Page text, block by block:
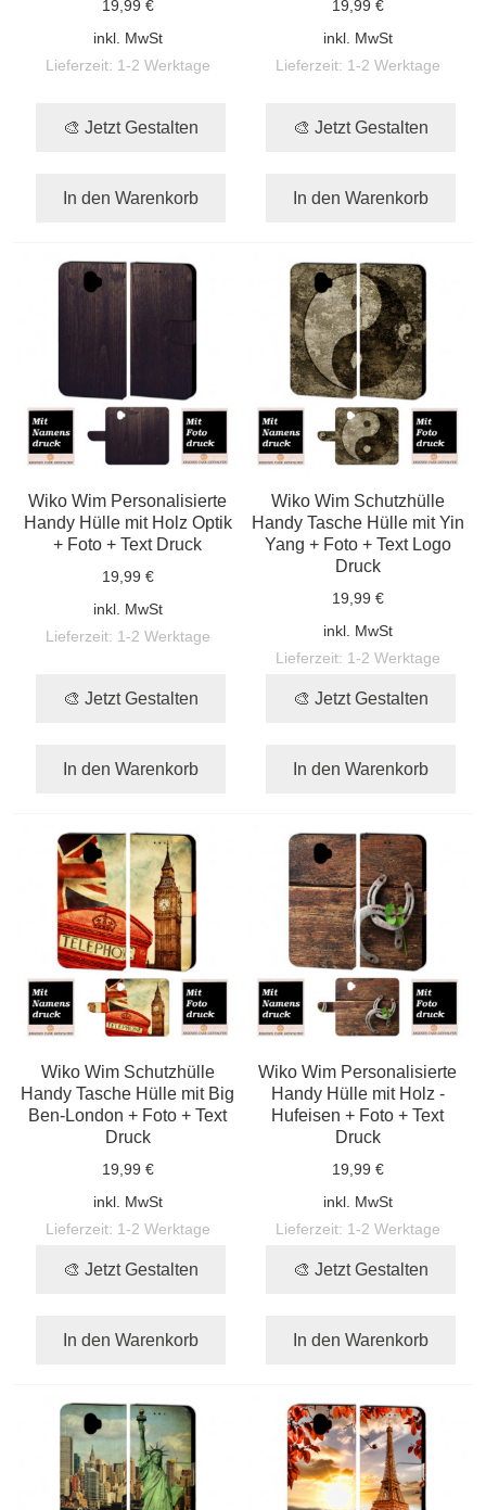
19,99 €
inkl. MwSt
Lieferzeit: 1-2 Werktage
🎨 Jetzt Gestalten
In den Warenkorb
19,99 €
inkl. MwSt
Lieferzeit: 1-2 Werktage
🎨 Jetzt Gestalten
In den Warenkorb
Wiko Wim Personalisierte
Handy Hülle mit Holz Optik
+ Foto + Text Druck
19,99 €
inkl. MwSt
Lieferzeit: 1-2 Werktage
🎨 Jetzt Gestalten
In den Warenkorb
Wiko Wim Schutzhülle
Handy Tasche Hülle mit Yin
Yang + Foto + Text Logo
Druck
19,99 €
inkl. MwSt
Lieferzeit: 1-2 Werktage
🎨 Jetzt Gestalten
In den Warenkorb
Wiko Wim Schutzhülle
Handy Tasche Hülle mit Big
Ben-London + Foto + Text
Druck
19,99 €
inkl. MwSt
Lieferzeit: 1-2 Werktage
🎨 Jetzt Gestalten
In den Warenkorb
Wiko Wim Personalisierte
Handy Hülle mit Holz -
Hufeisen + Foto + Text
Druck
19,99 €
inkl. MwSt
Lieferzeit: 1-2 Werktage
🎨 Jetzt Gestalten
In den Warenkorb